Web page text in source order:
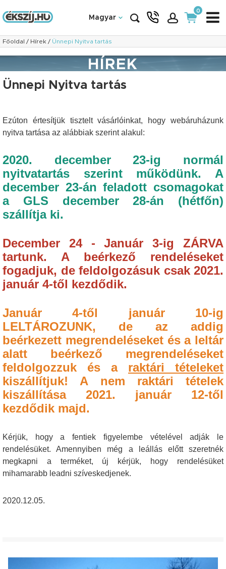
Magyar
0
Főoldal / Hírek / Ünnepi Nyitva tartás
HÍREK
Ünnepi Nyitva tartás
Ezúton értesítjük tisztelt vásárlóinkat, hogy webáruházunk
nyitva tartása az alábbiak szerint alakul:
2020. december 23-ig normál
nyitvatartás szerint működünk. A
december 23-án feladott csomagokat
a GLS december 28-án (hétfőn)
szállítja ki.
December 24 - Január 3-ig ZÁRVA
tartunk. A beérkező rendeléseket
fogadjuk, de feldolgozásuk csak 2021.
január 4-től kezdődik.
Január 4-től január 10-ig
LELTÁROZUNK, de az addig
beérkezett megrendeléseket és a leltár
alatt beérkező megrendeléseket
feldolgozzuk és a raktári tételeket
kiszállítjuk! A nem raktári tételek
kiszállítása 2021. január 12-től
kezdődik majd.
Kérjük, hogy a fentiek figyelembe vételével adják le
rendelésüket. Amennyiben még a leállás előtt szeretnék
megkapni a terméket, új kérjük, hogy rendelésüket
mihamarabb leadni szíveskedjenek.
2020.12.05.